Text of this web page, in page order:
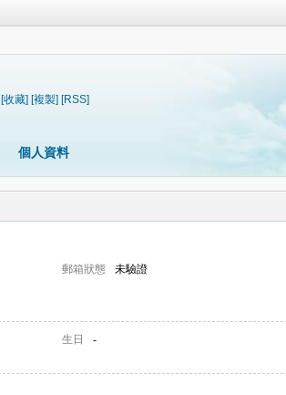
[收藏] [複製] [RSS]
個人資料
郵箱狀態 未驗證
生日
-